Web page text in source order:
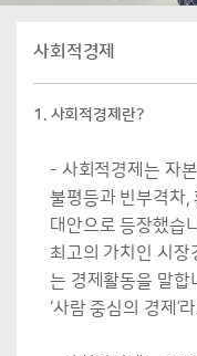
사회적경제
1. 사회적경제란?
- 사회적경제는 자
불평등과 빈부격차,
대안으로 등장했습
최고의 가치인 시장
는 경제활동을 말합
‘사람 중심의 경제’